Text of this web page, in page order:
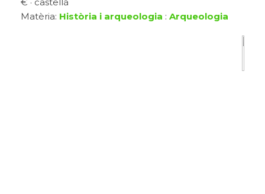
Matèria: Història i arqueologia : Arqueologia